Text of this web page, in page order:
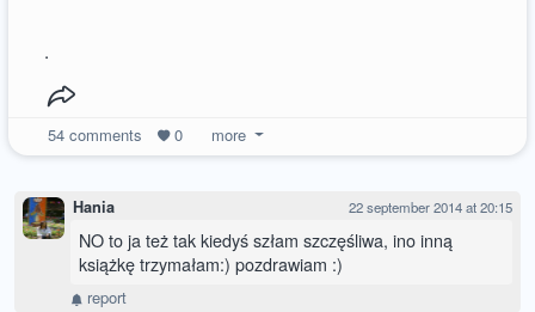
.
54comments 0 more
Hania 22 september 2014 at 20:15
NO to ja też tak kiedyś szłam szczęśliwa, ino inną
książkę trzymałam:) pozdrawiam :)
report